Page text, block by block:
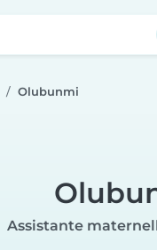
Olubunmi
Assistante